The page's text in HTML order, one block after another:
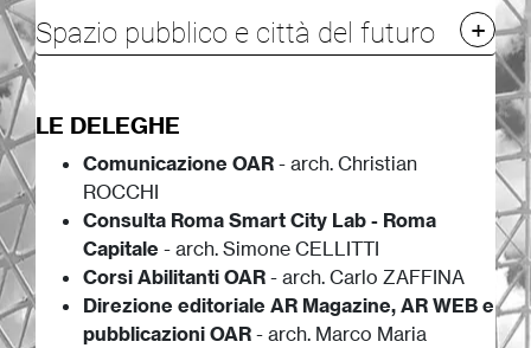
Spazio pubblico e città del futuro
LE DELEGHE
Comunicazione OAR - arch. Christian
ROCCHI
Consulta Roma Smart City Lab - Roma
Capitale - arch. Simone CELLITTI
Corsi Abilitanti OAR - arch. Carlo ZAFFINA
Direzione editoriale AR Magazine, AR WEB e
pubblicazioni OAR - arch. Marco Maria